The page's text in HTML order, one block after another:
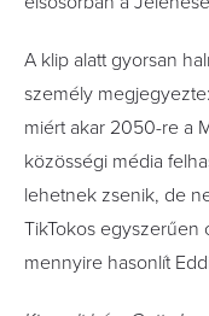
A klip alatt gyorsan
személy
miért akar 2050-re a
közösségi média
lehetnek zsenik, de
TikTokos egyszerűen
mennyire hasonlít